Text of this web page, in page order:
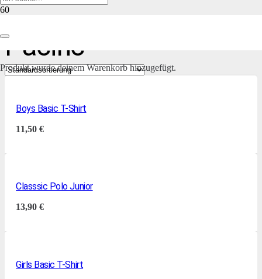
Produktwurde deinem Warenkorb hinzugefügt.
Pacific
Boys Basic T-Shirt
11,50€
Classsic Polo Junior
13,90€
Girls Basic T-Shirt